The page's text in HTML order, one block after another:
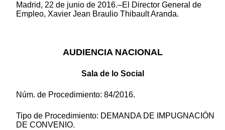
Madrid, 22 de junio de 2016.–El Director General de
Empleo, Xavier Jean Braulio Thibault Aranda.
AUDIENCIA NACIONAL
Sala de lo Social
Núm. de Procedimiento: 84/2016.
Tipo de Procedimiento: DEMANDA DE IMPUGNACIÓN
DE CONVENIO.